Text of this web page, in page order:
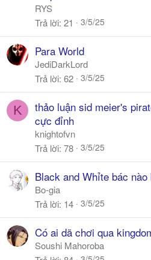
RYS
Trả lời 21 3/5/25
Para World
JediDarkLord
Trả lời 62 3/5/25
K
thảo luận sid meier's
cực đỉnh
knightofvn
Trả lời 78 3/5/25
Black and Whỉte bác nào
Bo-gia
Trả lời 14 3/5/25
Có ai dã chơi qua
Soushi Mahoroba